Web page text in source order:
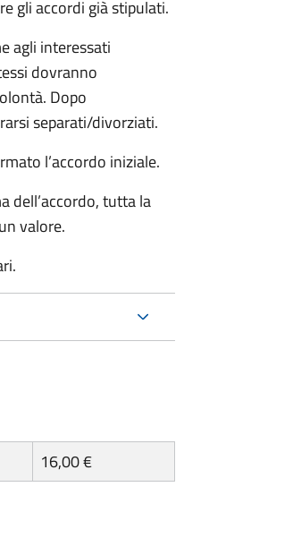
gli accordi già stipulati.
agli interessati
dovranno
Dopo
separati/divorziati.
l’accordo iniziale.
dell’accordo, tutta la
valore.
16,00 €